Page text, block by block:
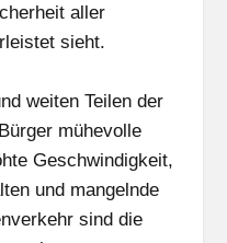
aller
sieht.
weiten Teilen der
mühevolle
Geschwindigkeit,
und mangelnde
sind die